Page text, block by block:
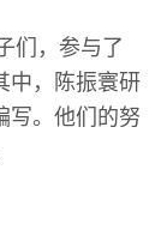
们，参与了
中，陈振寰研
写。他们的努